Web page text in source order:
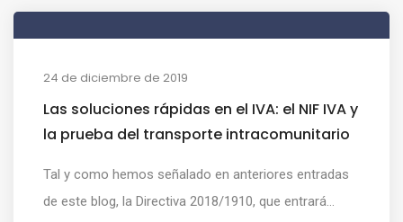
24 de diciembre de 2019
Las soluciones rápidas en el IVA: el NIF IVA y
la prueba del transporte intracomunitario
Tal y como hemos señalado en anteriores entradas
de este blog, la Directiva 2018/1910, que entrará...